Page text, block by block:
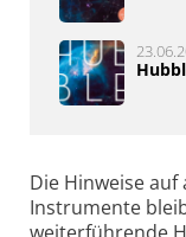
Die Hinweise
Instrumente